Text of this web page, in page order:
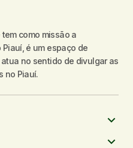
como missão a
é um espaço de
no sentido de divulgar as
no Piauí.